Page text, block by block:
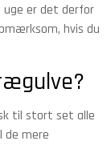
er det derfor
hvis du
til stort set alle
de mere